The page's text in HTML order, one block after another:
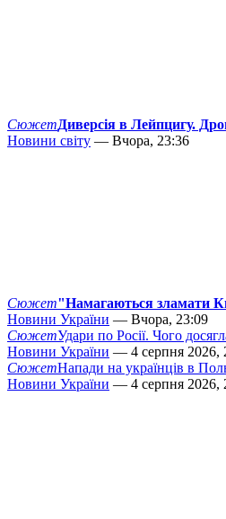
СюжетДиверсія в Лейпцигу.
Новини світу — Вчора, 23:36
Сюжет"Намагаються зламати
Новини України — Вчора, 23:09
СюжетУдари по Росії. Чого
Новини України — 4 серпня 2026,
СюжетНапади на українців в
Новини України — 4 серпня 2026,